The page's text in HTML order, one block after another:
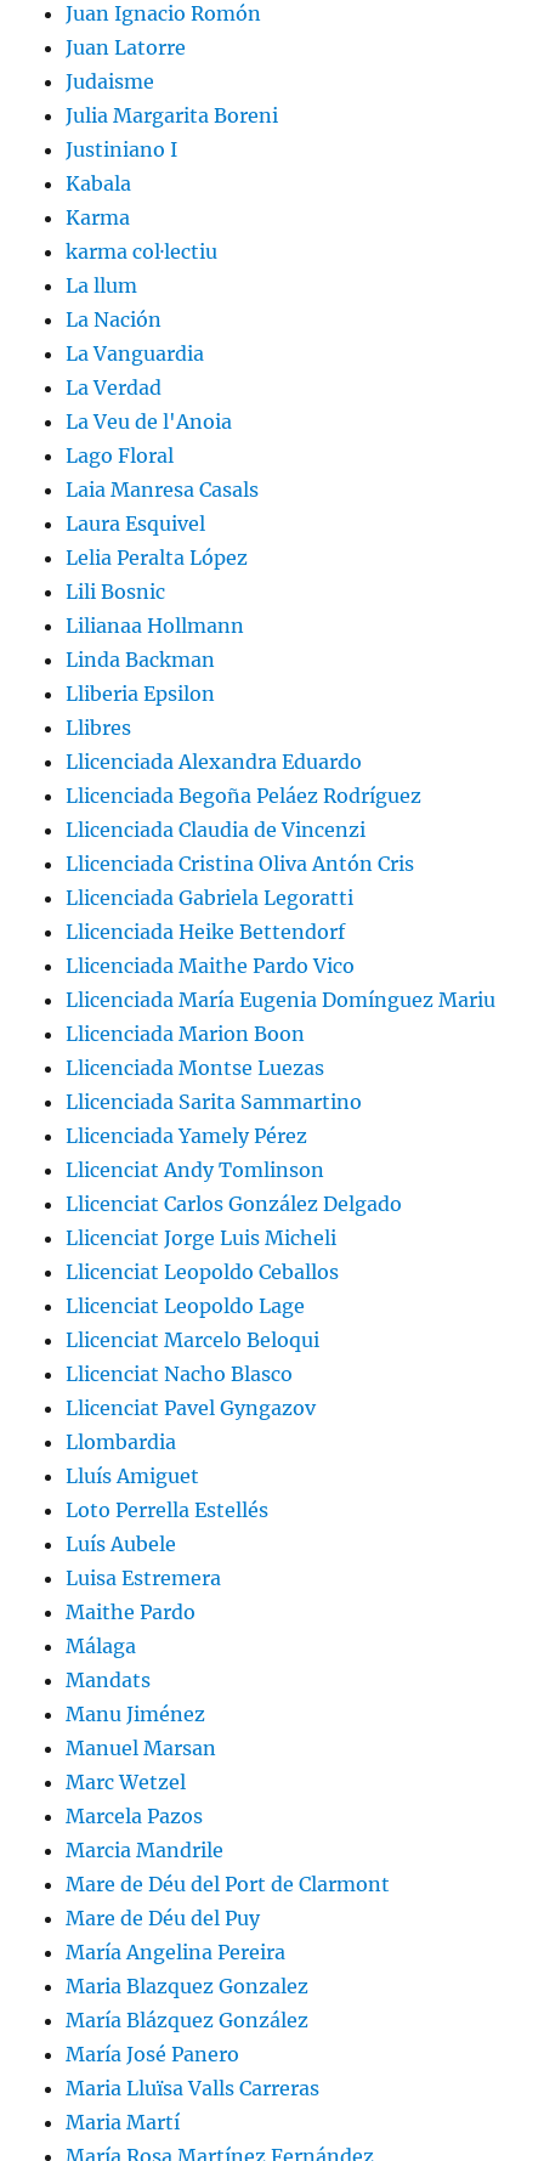
Juan Ignacio Romón
Juan Latorre
Judaisme
Julia Margarita Boreni
Justiniano I
Kabala
Karma
karma col·lectiu
La llum
La Nación
La Vanguardia
La Verdad
La Veu de l'Anoia
Lago Floral
Laia Manresa Casals
Laura Esquivel
Lelia Peralta López
Lili Bosnic
Lilianaa Hollmann
Linda Backman
Lliberia Epsilon
Llibres
Llicenciada Alexandra Eduardo
Llicenciada Begoña Peláez Rodríguez
Llicenciada Claudia de Vincenzi
Llicenciada Cristina Oliva Antón Cris
Llicenciada Gabriela Legoratti
Llicenciada Heike Bettendorf
Llicenciada Maithe Pardo Vico
Llicenciada María Eugenia Domínguez Mariu
Llicenciada Marion Boon
Llicenciada Montse Luezas
Llicenciada Sarita Sammartino
Llicenciada Yamely Pérez
Llicenciat Andy Tomlinson
Llicenciat Carlos González Delgado
Llicenciat Jorge Luis Micheli
Llicenciat Leopoldo Ceballos
Llicenciat Leopoldo Lage
Llicenciat Marcelo Beloqui
Llicenciat Nacho Blasco
Llicenciat Pavel Gyngazov
Llombardia
Lluís Amiguet
Loto Perrella Estellés
Luís Aubele
Luisa Estremera
Maithe Pardo
Málaga
Mandats
Manu Jiménez
Manuel Marsan
Marc Wetzel
Marcela Pazos
Marcia Mandrile
Mare de Déu del Port de Clarmont
Mare de Déu del Puy
María Angelina Pereira
Maria Blazquez Gonzalez
María Blázquez González
María José Panero
Maria Lluïsa Valls Carreras
Maria Martí